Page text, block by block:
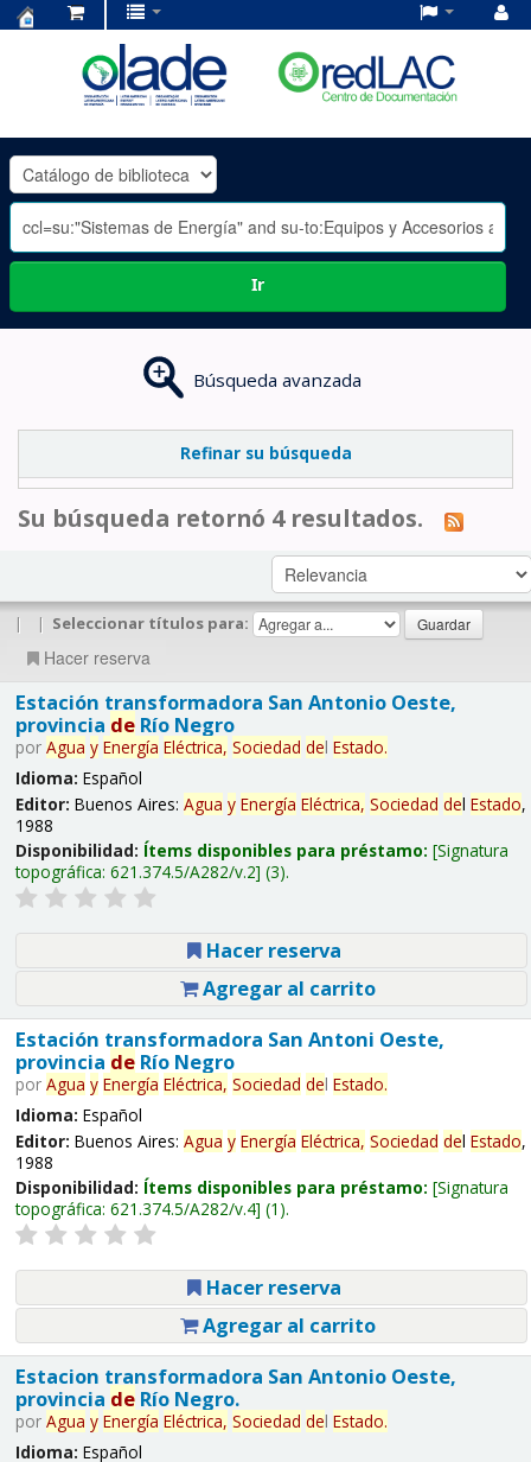
OLADE
-
Ir
Búsqueda avanzada
Refinar su búsqueda
Su búsqueda retornó 4 resultados.
| | Seleccionar títulos para:
Hacer reserva
Estación transformadora San Antonio Oeste,
provincia deRío Negro
por Agua y Energía Eléctrica, Sociedad del Estado.
Idioma: Español
Editor: Buenos Aires: Agua y Energía Eléctrica, Sociedad del Estado,
1988
Disponibilidad: Ítems disponibles para préstamo: Signatura
topográfica: 621.374.5/A282/v.2 (3).
Hacer reserva
Agregar al carrito
Estación transformadora San Antoni Oeste,
provincia deRío Negro
por Agua y Energía Eléctrica, Sociedad del Estado.
Idioma: Español
Editor: Buenos Aires: Agua y Energía Eléctrica, Sociedad del Estado,
1988
Disponibilidad: Ítems disponibles para préstamo: Signatura
topográfica: 621.374.5/A282/v.4 (1).
Hacer reserva
Agregar al carrito
Estacion transformadora San Antonio Oeste,
provincia deRío Negro.
por Agua y Energía Eléctrica, Sociedad del Estado.
Idioma: Español